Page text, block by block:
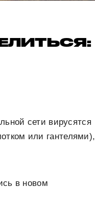
сети вирусятся
или гантелями),
в новом